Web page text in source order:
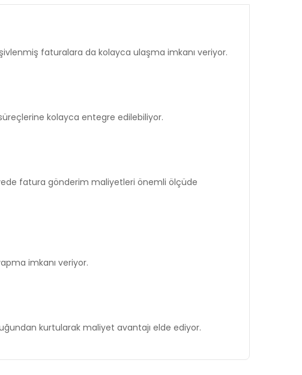
faturalara da kolayca ulaşma imkanı veriyor.
kolayca entegre edilebiliyor.
fatura gönderim maliyetleri önemli ölçüde
imkanı veriyor.
kurtularak maliyet avantajı elde ediyor.